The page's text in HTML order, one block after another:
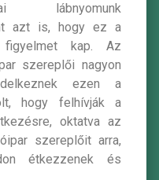
lábnyomunk
azt is, hogy ez a
kap. Az
szereplői nagyon
ezen a
hogy felhívják a
oktatva az
szereplőit arra,
étkezzenek és